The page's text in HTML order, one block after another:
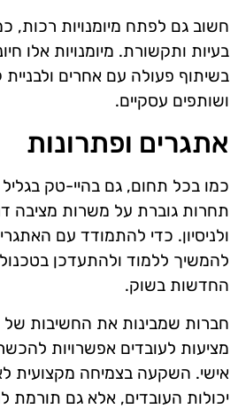
חשוב גם לפתח מיומנויות רכות,
בעיות ותקשורת. מיומנויות אלו
בשיתוף פעולה עם אחרים
ושותפים עסקיים.
אתגרים ופתרונות
כמו בכל תחום, גם בהיי-טק בגליל
תחרות גוברת על משרות מציבה
ולניסיון. כדי להתמודד עם
להמשיך ללמוד ולהתעדכן
החדשות בשוק.
חברות שמבינות את החשיבות של
מציעות לעובדים אפשרויות
אישי. השקעה בצמיחה מקצועית
יכולות העובדים, אלא גם תורמת